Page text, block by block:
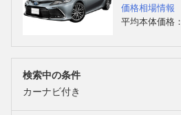
価格相場情報
平均本体価格：
検索中の条件
カーナビ付き